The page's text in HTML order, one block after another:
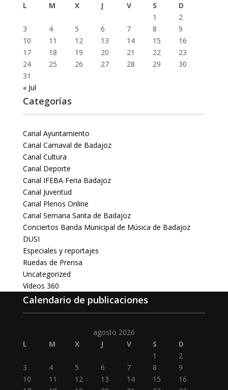
L
M X J V S
D
1
2
3
4 5 6 7 8
9
10
11 12 13 14 15
16
17
18 19 20 21 22
23
24
25 26 27 28 29
30
31
« Jul
Categorías
Canal Ayuntamiento
Canal Carnaval de Badajoz
Canal Cultura
Canal Deporte
Canal IFEBA Feria Badajoz
Canal Juventud
Canal Plenos Online
Canal Semana Santa de Badajoz
Conciertos Banda Municipal de Música de Badajoz
DUSI
Especiales y reportajes
Ruedas de Prensa
Uncategorized
Vídeos 360
Calendario de publicaciones
agosto 2026
L
M X J V S
D
1
2
3
4 5 6 7 8
9
10
11 12 13 14 15
16